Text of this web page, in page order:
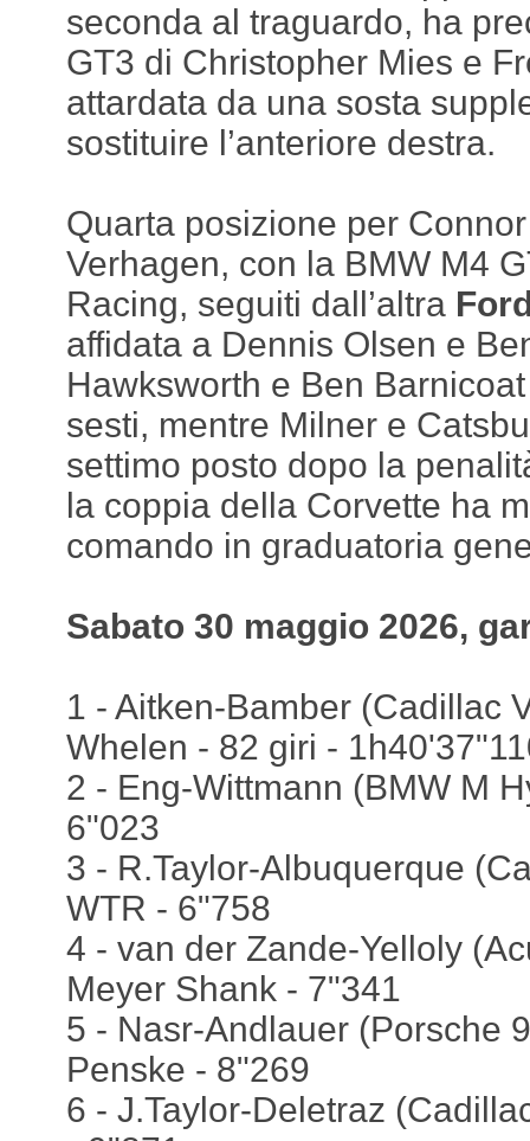
seconda al traguardo, ha
GT3 di Christopher Mies e
attardata da una sosta
sostituire l’anteriore destra.
Quarta posizione per
Verhagen, con la BMW M4
Racing, seguiti dall’altra
affidata a Dennis Olsen e
Hawksworth e Ben
sesti, mentre Milner e
settimo posto dopo la
la coppia della Corvette ha
comando in graduatoria
Sabato 30 maggio 2026,
1 - Aitken-Bamber (Cadillac
Whelen - 82 giri -
2 - Eng-Wittmann (BMW M
6"023
3 - R.Taylor-Albuquerque
WTR - 6"758
4 - van der Zande-Yelloly
Meyer Shank - 7"341
5 - Nasr-Andlauer (Porsche
Penske - 8"269
6 - J.Taylor-Deletraz